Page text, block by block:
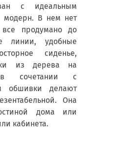
с идеальным
модерн. В нем нет
продумано до
линии, удобные
сиденье,
из дерева на
в сочетании с
обшивки делают
Она
дома или
кабинета.